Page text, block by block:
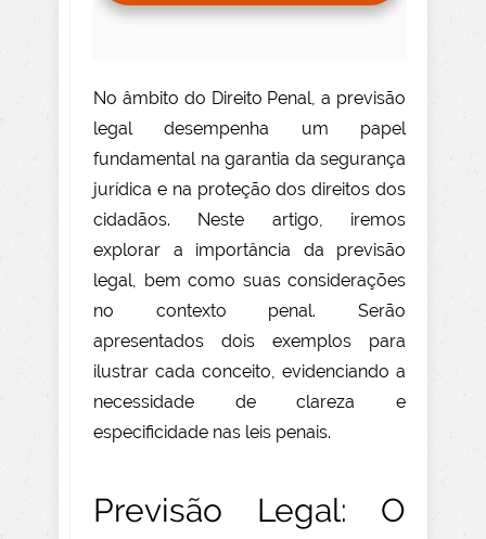
No âmbito do Direito Penal, a previsão
legal desempenha um papel
fundamental na garantia da segurança
jurídica e na proteção dos direitos dos
cidadãos. Neste artigo, iremos
explorar a importância da previsão
legal, bem como suas considerações
no contexto penal. Serão
apresentados dois exemplos para
ilustrar cada conceito, evidenciando a
necessidade de clareza e
especificidade nas leis penais.
Previsão Legal: O